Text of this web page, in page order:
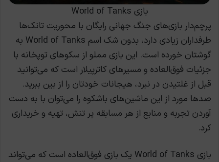
بازی World of Tanks
پرچم‌دار بازی‌های جنگ جهانی رایگان با محوریت تانک‌ها
طرفداران زیادی دارد، بدون شک اسم World of Tanks به
گوشتان خورده است. این بازی مملو از سکوهای توپخانه با
جزئیات فوق‌العاده و مسیرهای کاترپیلار است که می‌توانید
قبل از غلتیدن در نبرد، هیجانات خودتان را از بین ببرید.
صدها مورد از این ماشین‌های باشکوه را می‌توان با به دست
آوردن تجربه و منابع از هر مسابقه پر تنش، تهیه و خریداری
کرد.
بازی World of Tanks یک بازی فوق‌العاده است که می‌تواند